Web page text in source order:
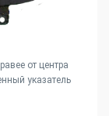
от центра
указатель